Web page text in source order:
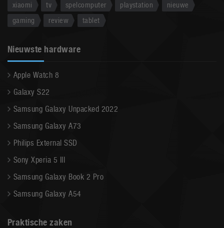
xiaomi
tv spelcomputer playstation
nieuwe
gaming
review tablet
Nieuwste hardware
Apple Watch 8
Galaxy S22
Samsung Galaxy Unpacked 2022
Samsung Galaxy A73
Philips External SSD
Sony Xperia 5 III
Samsung Galaxy Book 2 Pro
Samsung Galaxy A54
Praktische zaken